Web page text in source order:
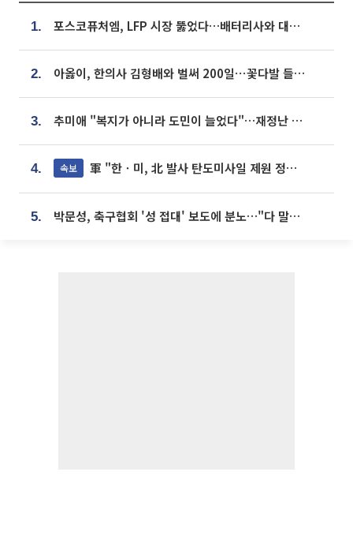
1. 포스코퓨처엠, LFP 시장 뚫었다…배터리사와 대규모 장기 공급 합의
2. 아옳이, 한의사 김형배와 벌써 200일⋯꽃다발 들고 "프러포즈 아냐"
3. 추미애 "복지가 아니라 도민이 늘었다"…재정난 책임론 정면돌파
4. 속보 軍 "한ㆍ미, 北 발사 탄도미사일 제원 정밀분석 중"
5. 박문성, 축구협회 '성 접대' 보도에 분노…"다 말아먹으려고 작정했나"